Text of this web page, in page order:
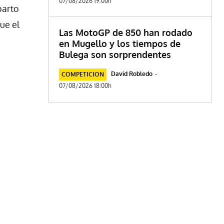
el
Las MotoGP de 850 han rodado
en Mugello y los tiempos de
Bulega son sorprendentes
COMPETICION David Robledo -
07/08/2026 18:00h